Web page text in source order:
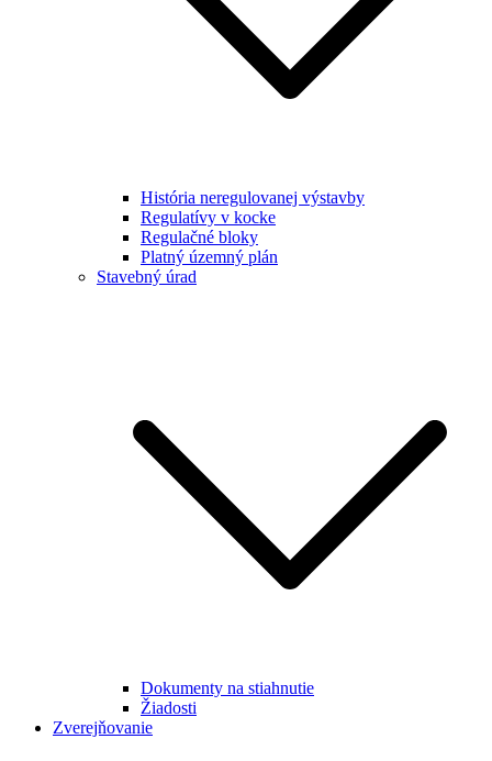
História neregulovanej výstavby
Regulatívy v kocke
Regulačné bloky
Platný územný plán
Stavebný úrad
Dokumenty na stiahnutie
Žiadosti
Zverejňovanie